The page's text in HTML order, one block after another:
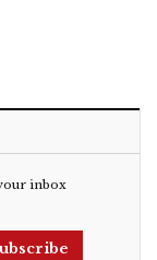
inbox